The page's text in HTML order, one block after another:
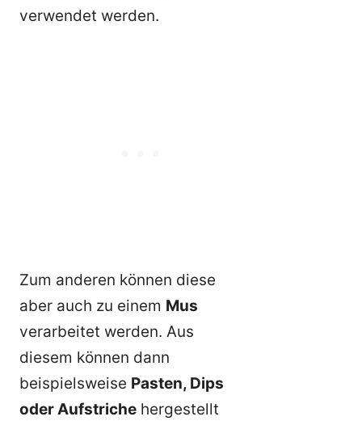
verwendet werden.
Zum anderen können diese
aber auch zu einem Mus
verarbeitet werden. Aus
diesem können dann
beispielsweise Pasten, Dips
oder Aufstriche hergestellt